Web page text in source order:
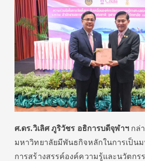
ศ.ดร.วิเลิศ ภูริวัชร อธิการบดีจุฬาฯกล่
มหาวิทยาลัยมีพันธกิจหลักในการเป็น
การสร้างสรรค์องค์ความรู้และนวัตกร